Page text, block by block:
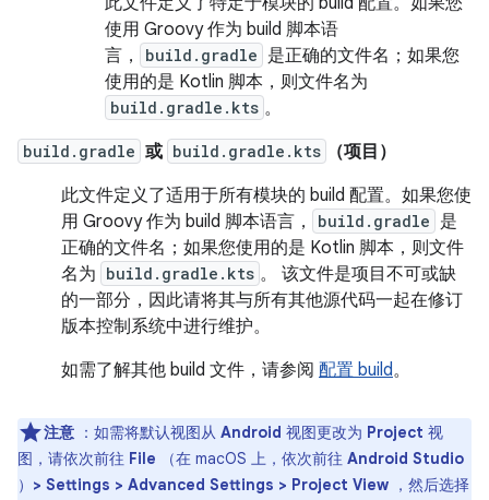
使用 Groovy 作为 build 脚本语
言，
build.gradle 是正确的文件名；如果您
使用的是 Kotlin 脚本，则文件名为
build.gradle.kts 。
build.gradle 或 build.gradle.kts
（项目）
此文件定义了适用于所有模块的 build 配置。如果您使
用 Groovy 作为 build 脚本语言，
build.gradle 是
正确的文件名；如果您使用的是 Kotlin 脚本，则文件
名为 build.gradle.kts 。 该文件是项目不可或缺
的一部分，因此请将其与所有其他源代码一起在修订
版本控制系统中进行维护。
如需了解其他 build 文件，请参阅 配置 build。
注意 ：如需将默认视图从 Android 视图更改为 Project 视
图，请依次前往 File （在 macOS 上，依次前往 Android Studio
） > Settings > Advanced Settings > Project View ，然后选择